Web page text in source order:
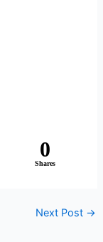
0
Shares
Next Post →